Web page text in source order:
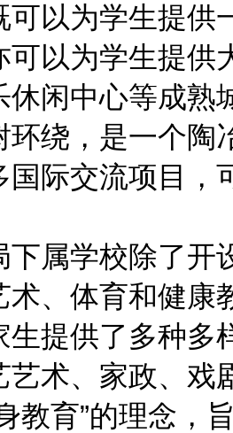
可以为学生提供
可以为学生提供
休闲中心等成熟
环绕，是一个陶
国际交流项目，
学校除了开
术、体育和健康
生提供了多种多
艺术、家政、戏
教育”的理念，